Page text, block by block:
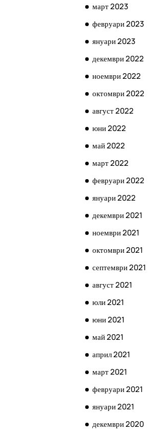
март 2023
февруари 2023
януари 2023
декември 2022
ноември 2022
октомври 2022
август 2022
юни 2022
май 2022
март 2022
февруари 2022
януари 2022
декември 2021
ноември 2021
октомври 2021
септември 2021
август 2021
юли 2021
юни 2021
май 2021
април 2021
март 2021
февруари 2021
януари 2021
декември 2020